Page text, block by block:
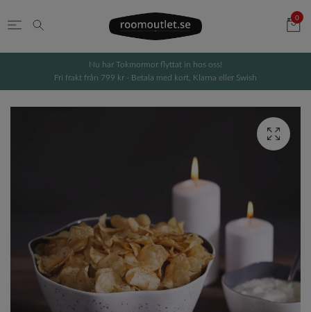
0
Nu har Tokmormor flyttat in hos oss!
Fri frakt från 799 kr - Betala med kort, Klarna eller Swish